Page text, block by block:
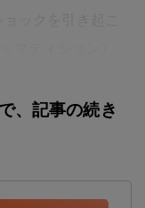
、記事の続き